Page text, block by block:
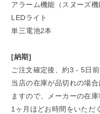
アラーム機能（スヌーズ機
LEDライト
単三電池2本
[納期]
ご注文確定後、約3 - 5日
当店の在庫が品切れの場
ますので、メーカーの在
1ヶ月ほどお時間をいただ